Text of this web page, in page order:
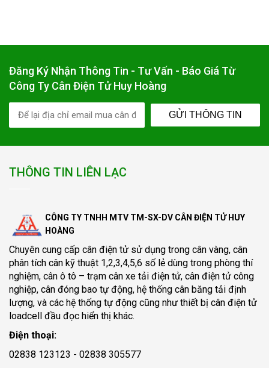
Đăng Ký Nhận Thông Tin - Tư Vấn - Báo Giá Từ
Công Ty Cân Điện Tử Huy Hoàng
GỬI THÔNG TIN
THÔNG TIN LIÊN LẠC
CÔNG TY TNHH MTV TM-SX-DV CÂN ĐIỆN TỬ HUY
HOÀNG
Chuyên cung cấp cân điện tử sử dụng trong cân vàng, cân
phân tích cân kỹ thuật 1,2,3,4,5,6 số lẻ dùng trong phòng thí
nghiệm, cân ô tô – trạm cân xe tải điện tử, cân điện tử công
nghiệp, cân đóng bao tự động, hệ thống cân băng tải định
lượng, và các hệ thống tự động cũng như thiết bị cân điện tử
loadcell đầu đọc hiển thị khác.
Điện thoại:
02838 123123 - 02838 305577